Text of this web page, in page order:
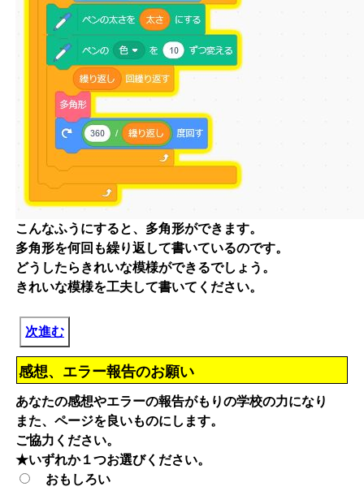
こんなふうにすると、多角形ができます。
多角形を何回も繰り返して書いているのです。
どうしたらきれいな模様ができるでしょう。
きれいな模様を工夫して書いてください。
次進む
感想、エラー報告のお願い
あなたの感想やエラーの報告がもりの学校の力になり
また、ページを良いものにします。
ご協力ください。
★いずれか１つお選びください。
おもしろい